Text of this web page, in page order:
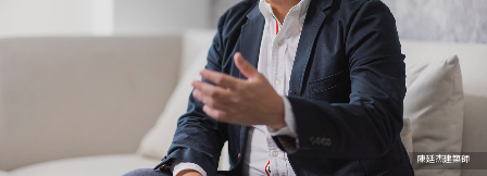
陳廷杰建築師